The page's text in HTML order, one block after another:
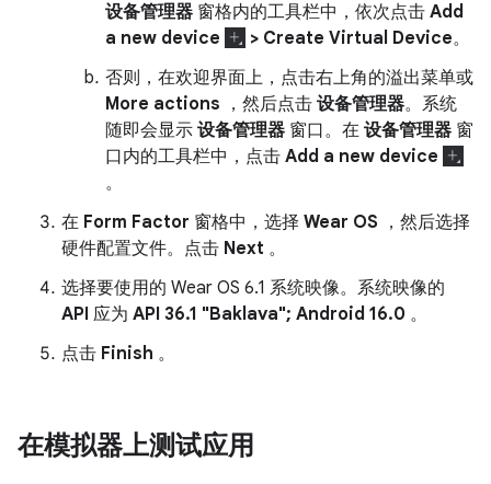
设备管理器 窗格内的工具栏中，依次点击 Add
a new device
> Create Virtual Device。
否则，在欢迎界面上，点击右上角的溢出菜单或
More actions ，然后点击 设备管理器。系统
随即会显示 设备管理器 窗口。在 设备管理器 窗
口内的工具栏中，点击 Add a new device
。
在 Form Factor 窗格中，选择 Wear OS ，然后选择
硬件配置文件。点击 Next 。
选择要使用的 Wear OS 6.1 系统映像。系统映像的
API 应为 API 36.1 "Baklava"; Android 16.0 。
点击 Finish 。
在模拟器上测试应用